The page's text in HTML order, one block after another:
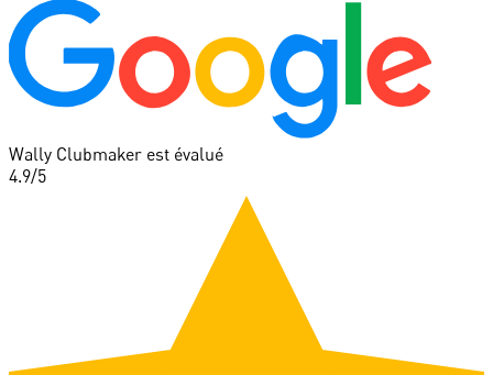
Wally Clubmaker est évalué
4.9/5